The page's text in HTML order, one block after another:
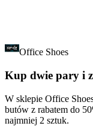
Office Shoes
Kup dwie pary i
W sklepie Office
butów z rabatem do
najmniej 2 sztuk.